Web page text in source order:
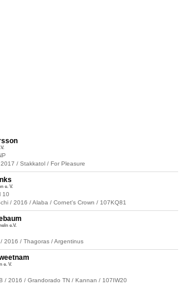
/ Stakkatol / For Pleasure
e. V.
10
/ 2016 / Alaba / Cornet's Crown / 107KQ81
e.V.
2016 / Thagoras / Argentinus
e. V.
/ 2016 / Grandorado TN / Kannan / 107IW20